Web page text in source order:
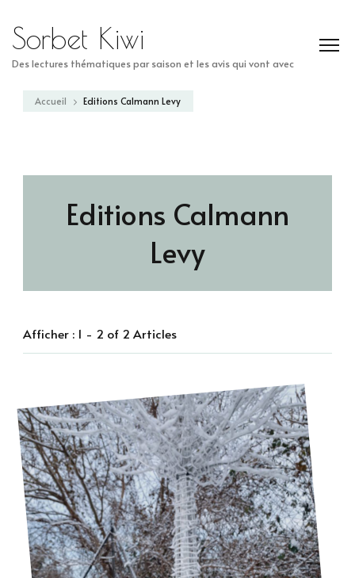
Sorbet Kiwi
Des lectures thématiques par saison et les avis qui vont avec
Accueil Editions Calmann Levy
Editions Calmann
Levy
Afficher : 1 - 2 of 2 Articles